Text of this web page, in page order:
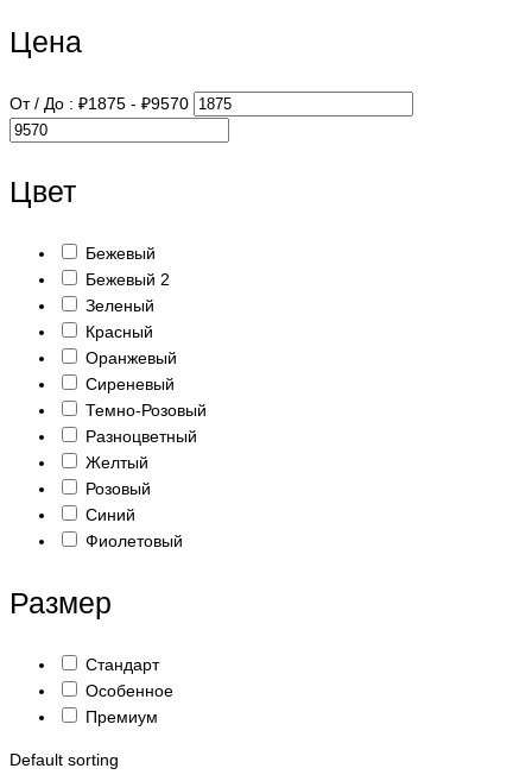
Цена
От / До : ₽1875 - ₽9570
Цвет
Бежевый
Бежевый 2
Зеленый
Красный
Оранжевый
Сиреневый
Темно-Розовый
Разноцветный
Желтый
Розовый
Синий
Фиолетовый
Размер
Стандарт
Особенное
Премиум
Default sorting